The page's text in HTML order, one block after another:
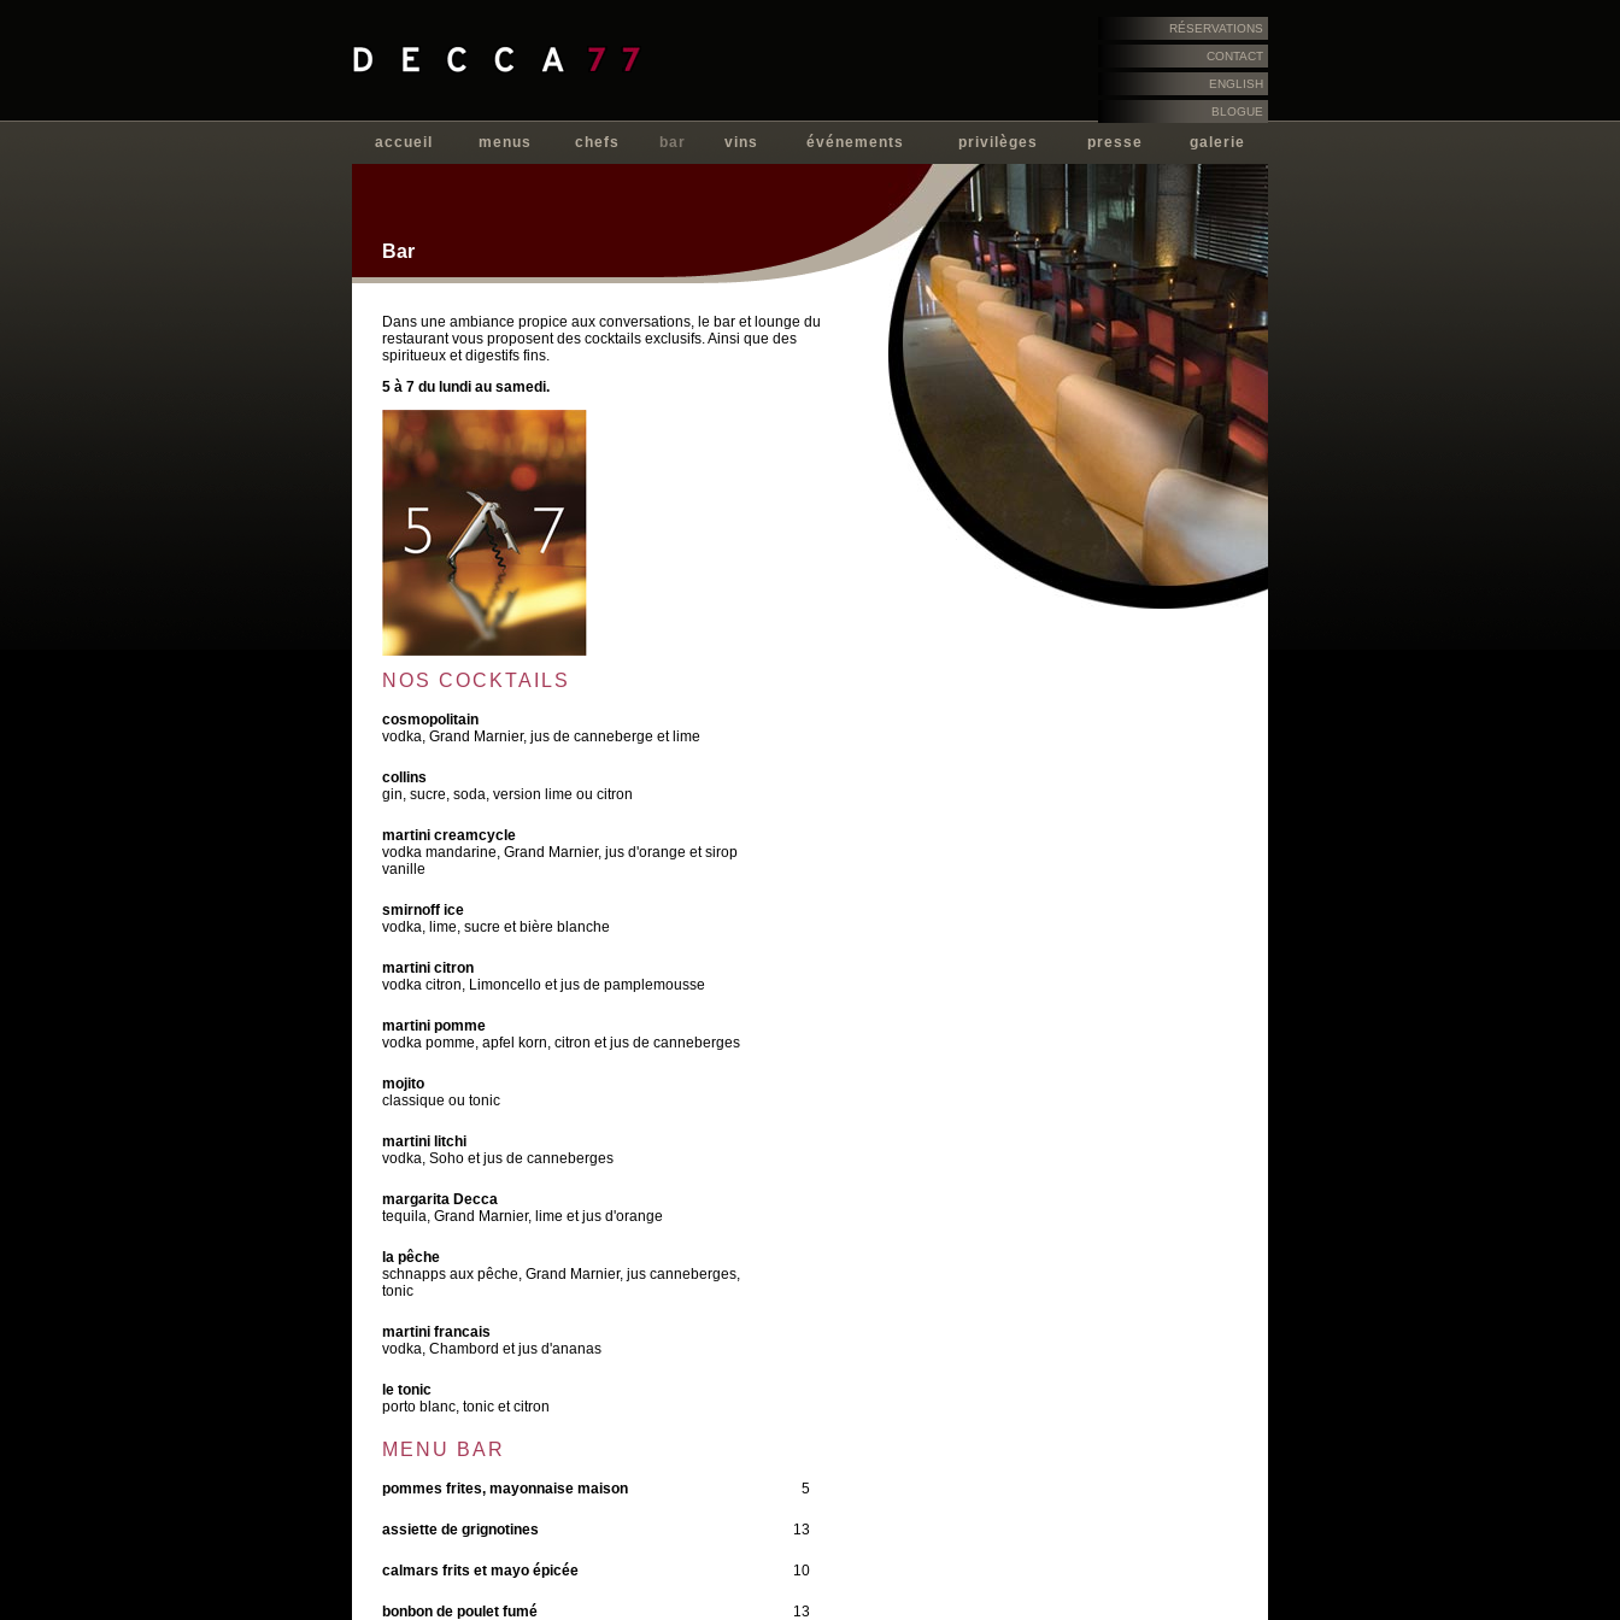
RÉSERVATIONS
CONTACT
ENGLISH
BLOGUE
accueil menus chefs bar vins événements privilèges presse galerie
Bar
Dans une ambiance propice aux conversations, le bar et lounge du
restaurant vous proposent des cocktails exclusifs. Ainsi que des
spiritueux et digestifs fins.
5 à 7 du lundi au samedi.
NOS COCKTAILS
cosmopolitain
vodka, Grand Marnier, jus de canneberge et lime
collins
gin, sucre, soda, version lime ou citron
martini creamcycle
vodka mandarine, Grand Marnier, jus d'orange et sirop
vanille
smirnoff ice
vodka, lime, sucre et bière blanche
martini citron
vodka citron, Limoncello et jus de pamplemousse
martini pomme
vodka pomme, apfel korn, citron et jus de canneberges
mojito
classique ou tonic
martini litchi
vodka, Soho et jus de canneberges
margarita Decca
tequila, Grand Marnier, lime et jus d'orange
la pêche
schnapps aux pêche, Grand Marnier, jus canneberges,
tonic
martini francais
vodka, Chambord et jus d'ananas
le tonic
porto blanc, tonic et citron
MENU BAR
pommes frites, mayonnaise maison 5
assiette de grignotines 13
calmars frits et mayo épicée 10
bonbon de poulet fumé 13